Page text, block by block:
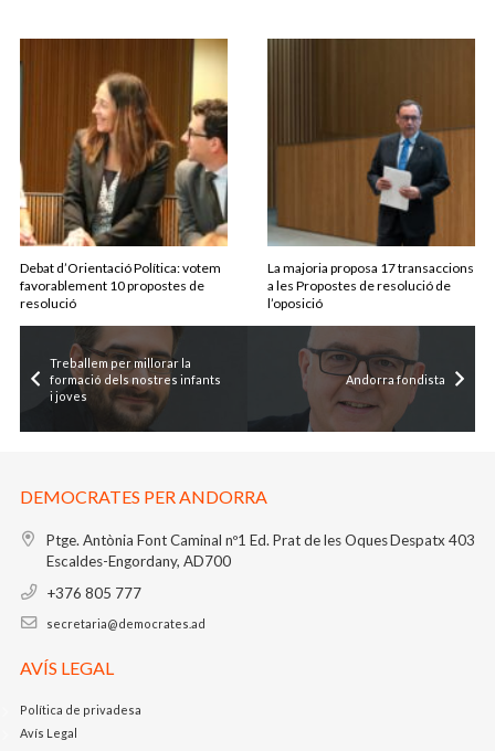
Debat d’Orientació Política: votem
favorablement 10 propostes de
resolució
La majoria proposa 17 transaccions
a les Propostes de resolució de
l’oposició
Treballem per millorar la
formació dels nostres infants
i joves
Andorra fondista
DEMOCRATES PER ANDORRA
Ptge. Antònia Font Caminal nº1 Ed. Prat de les OquesDespatx 403
Escaldes-Engordany, AD700
+376 805 777
secretaria@democrates.ad
AVÍS LEGAL
Política de privadesa
Avís Legal